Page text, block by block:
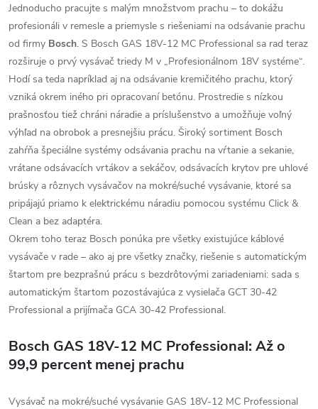
Jednoducho pracujte s malým množstvom prachu – to dokážu
profesionáli v remesle a priemysle s riešeniami na odsávanie prachu
od firmy Bosch. S Bosch GAS 18V-12 MC Professional sa rad teraz
rozširuje o prvý vysávač triedy M v „Profesionálnom 18V systéme“.
Hodí sa teda napríklad aj na odsávanie kremičitého prachu, ktorý
vzniká okrem iného pri opracovaní betónu. Prostredie s nízkou
prašnosťou tiež chráni náradie a príslušenstvo a umožňuje voľný
výhľad na obrobok a presnejšiu prácu. Široký sortiment Bosch
zahŕňa špeciálne systémy odsávania prachu na vŕtanie a sekanie,
vrátane odsávacích vrtákov a sekáčov, odsávacích krytov pre uhlové
brúsky a rôznych vysávačov na mokré/suché vysávanie, ktoré sa
pripájajú priamo k elektrickému náradiu pomocou systému Click &
Clean a bez adaptéra.
Okrem toho teraz Bosch ponúka pre všetky existujúce káblové
vysávače v rade – ako aj pre všetky značky, riešenie s automatickým
štartom pre bezprašnú prácu s bezdrôtovými zariadeniami: sada s
automatickým štartom pozostávajúca z vysielača GCT 30-42
Professional a prijímača GCA 30-42 Professional.
Bosch GAS 18V-12 MC Professional: Až o
99,9 percent menej prachu
Vysávač na mokré/suché vysávanie GAS 18V-12 MC Professional